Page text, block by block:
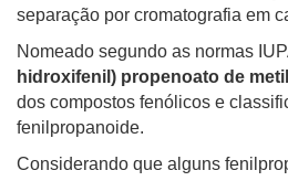
separação por cromatografia em
Nomeado segundo as normas
hidroxifenil) propenoato de
dos compostos fenólicos e
fenilpropanoide.
Considerando que alguns